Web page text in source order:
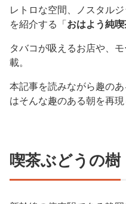
レトロな空間、ノスタル
を紹介する「 おはよう純喫
タバコが吸えるお店や、
載。
本記事を読みながら趣の
はそんな趣のある朝を再
喫茶ぶどうの樹